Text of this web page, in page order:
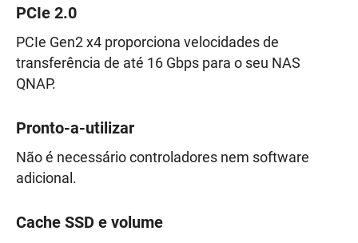
PCIe 2.0
PCIe Gen2 x4 proporciona velocidades de
transferência de até 16 Gbps para o seu NAS
QNAP.
Pronto-a-utilizar
Não é necessário controladores nem software
adicional.
Cache SSD e volume